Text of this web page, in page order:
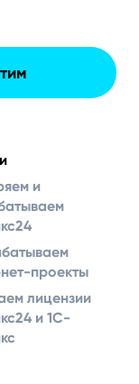
и
проекты
лицензии
и 1С-